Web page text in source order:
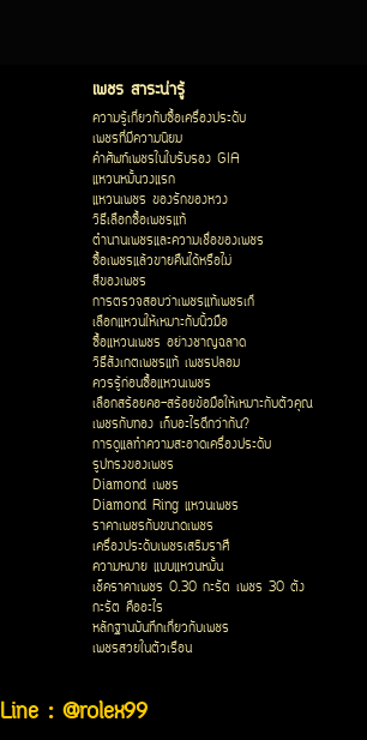
เพชร สาระน่ารู้
ความรู้เกี่ยวกับซื้อเครื่องประดับ
เพชรที่มีความนิยม
คำศัพท์เพชรในใบรับรอง GIA
แหวนหมั้นวงแรก
แหวนเพชร ของรักของหวง
วิธีเลือกซื้อเพชรแท้
ตำนานเพชรและความเชื่อของเพชร
ซื้อเพชรแล้วขายคืนได้หรือไม่
สีของเพชร
การตรวจสอบว่าเพชรแท้เพชรเก๊
เลือกแหวนให้เหมาะกับนิ้วมือ
ซื้อแหวนเพชร อย่างชาญฉลาด
วิธีสังเกตเพชรแท้ เพชรปลอม
ควรรู้ก่อนซื้อแหวนเพชร
เลือกสร้อยคอ-สร้อยข้อมือให้เหมาะกับตัวคุณ
เพชรกับทอง เก็บอะไรดีกว่ากัน?
การดูแลทำความสะอาดเครื่องประดับ
รูปทรงของเพชร
Diamond เพชร
Diamond Ring แหวนเพชร
ราคาเพชรกับขนาดเพชร
เครื่องประดับเพชรเสริมราศี
ความหมาย แบบแหวนหมั้น
เช็คราคาเพชร 0.30 กะรัต เพชร 30 ตัง
กะรัต คืออะไร
หลักฐานบันทึกเกี่ยวกับเพชร
เพชรสวยในตัวเรือน
Line : @rolex99